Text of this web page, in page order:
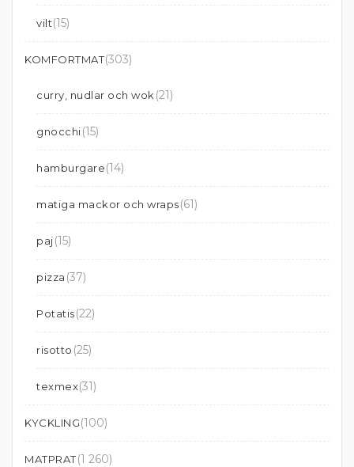
vilt(15)
KOMFORTMAT(303)
curry, nudlar och wok (21)
gnocchi(15)
hamburgare(14)
matiga mackor och wraps(61)
paj(15)
pizza (37)
Potatis(22)
risotto (25)
texmex(31)
KYCKLING(100)
MATPRAT(1 260)